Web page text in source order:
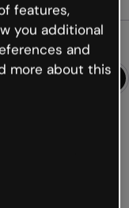
features,
you additional
and
more about this